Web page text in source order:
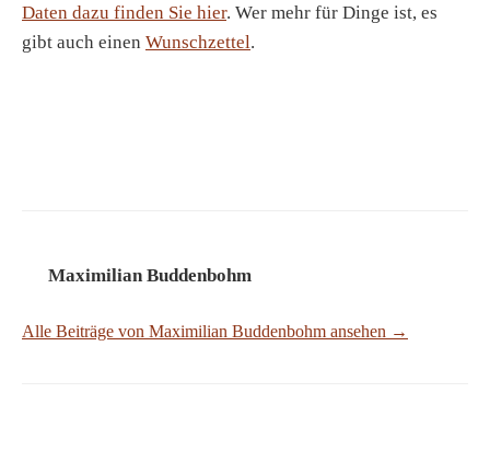
Daten dazu finden Sie hier. Wer mehr für Dinge ist, es
gibt auch einen Wunschzettel.
Maximilian Buddenbohm
Alle Beiträge von Maximilian Buddenbohm ansehen →